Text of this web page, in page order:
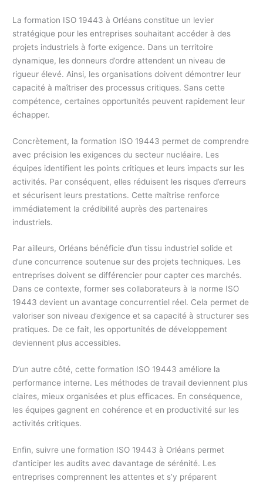
La formation ISO 19443 à Orléans constitue un levier
stratégique pour les entreprises souhaitant accéder à des
projets industriels à forte exigence. Dans un territoire
dynamique, les donneurs d’ordre attendent un niveau de
rigueur élevé. Ainsi, les organisations doivent démontrer leur
capacité à maîtriser des processus critiques. Sans cette
compétence, certaines opportunités peuvent rapidement leur
échapper.
Concrètement, la formation ISO 19443 permet de comprendre
avec précision les exigences du secteur nucléaire. Les
équipes identifient les points critiques et leurs impacts sur les
activités. Par conséquent, elles réduisent les risques d’erreurs
et sécurisent leurs prestations. Cette maîtrise renforce
immédiatement la crédibilité auprès des partenaires
industriels.
Par ailleurs, Orléans bénéficie d’un tissu industriel solide et
d’une concurrence soutenue sur des projets techniques. Les
entreprises doivent se différencier pour capter ces marchés.
Dans ce contexte, former ses collaborateurs à la norme ISO
19443 devient un avantage concurrentiel réel. Cela permet de
valoriser son niveau d’exigence et sa capacité à structurer ses
pratiques. De ce fait, les opportunités de développement
deviennent plus accessibles.
D’un autre côté, cette formation ISO 19443 améliore la
performance interne. Les méthodes de travail deviennent plus
claires, mieux organisées et plus efficaces. En conséquence,
les équipes gagnent en cohérence et en productivité sur les
activités critiques.
Enfin, suivre une formation ISO 19443 à Orléans permet
d’anticiper les audits avec davantage de sérénité. Les
entreprises comprennent les attentes et s’y préparent